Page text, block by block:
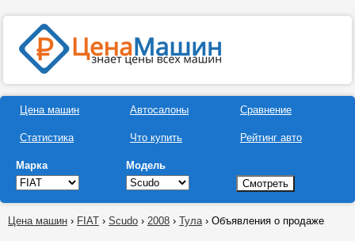
Цена машин
Статистика
Автосалоны
Что купить
Сравнение
Рейтинг авто
Марка Модель
Цена машин › FIAT › Scudo › 2008 › Тула› Объявления о продаже